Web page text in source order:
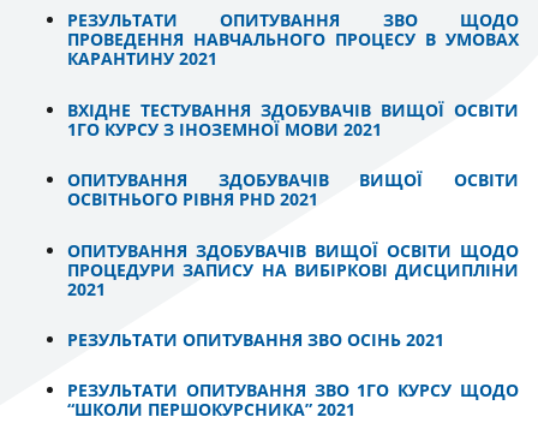
РЕЗУЛЬТАТИ ОПИТУВАННЯ ЗВО ЩОДО
ПРОВЕДЕННЯ НАВЧАЛЬНОГО ПРОЦЕСУ В УМОВАХ
КАРАНТИНУ 2021
ВХІДНЕ ТЕСТУВАННЯ ЗДОБУВАЧІВ ВИЩОЇ ОСВІТИ
1ГО КУРСУ З ІНОЗЕМНОЇ МОВИ 2021
ОПИТУВАННЯ ЗДОБУВАЧІВ ВИЩОЇ ОСВІТИ
ОСВІТНЬОГО РІВНЯ PHD 2021
ОПИТУВАННЯ ЗДОБУВАЧІВ ВИЩОЇ ОСВІТИ ЩОДО
ПРОЦЕДУРИ ЗАПИСУ НА ВИБІРКОВІ ДИСЦИПЛІНИ
2021
РЕЗУЛЬТАТИ ОПИТУВАННЯ ЗВО ОСІНЬ 2021
РЕЗУЛЬТАТИ ОПИТУВАННЯ ЗВО 1ГО КУРСУ ЩОДО
“ШКОЛИ ПЕРШОКУРСНИКА” 2021